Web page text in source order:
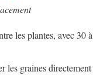
les plantes, avec 30 à
les graines directement